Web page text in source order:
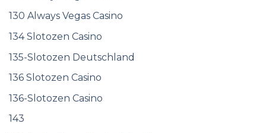
130 Always Vegas Casino
134 Slotozen Casino
135-Slotozen Deutschland
136 Slotozen Casino
136-Slotozen Casino
143